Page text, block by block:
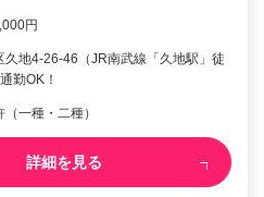
円
久地4-26-46（JR南武線「久地駅」徒
勤OK！
一種・二種）
詳細を見る